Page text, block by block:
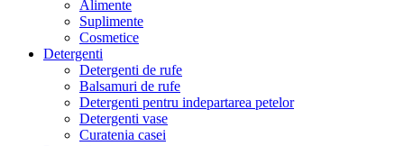
Alimente
Suplimente
Cosmetice
Detergenti
Detergenti de rufe
Balsamuri de rufe
Detergenti pentru indepartarea petelor
Detergenti vase
Curatenia casei